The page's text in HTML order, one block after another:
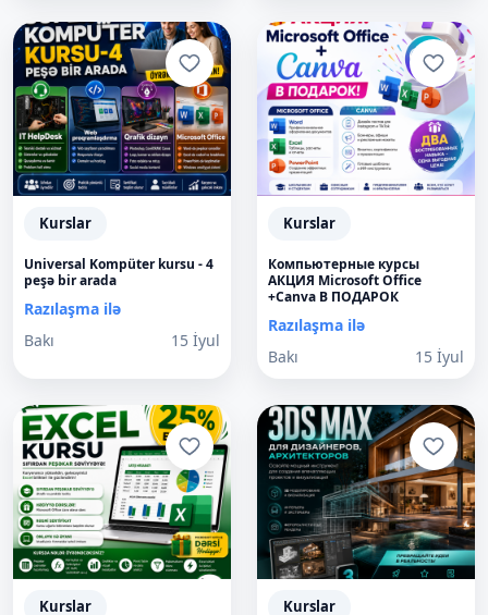
Kurslar
Universal Kompüter kursu - 4
peşə bir arada
Razılaşma ilə
Bakı
15 İyul
Kurslar
Компьютерные курсы
АКЦИЯ Microsoft Office
+Canva В ПОДАРОК
Razılaşma ilə
Bakı
15 İyul
Kurslar Kurslar